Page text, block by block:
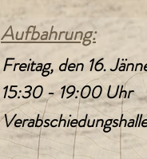
Aufbahrung:
Freitag, den 16.
15:30 - 19:00 Uhr